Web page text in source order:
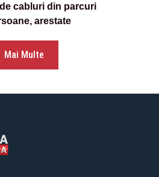
cabluri din parcuri
arestate
Mai Multe